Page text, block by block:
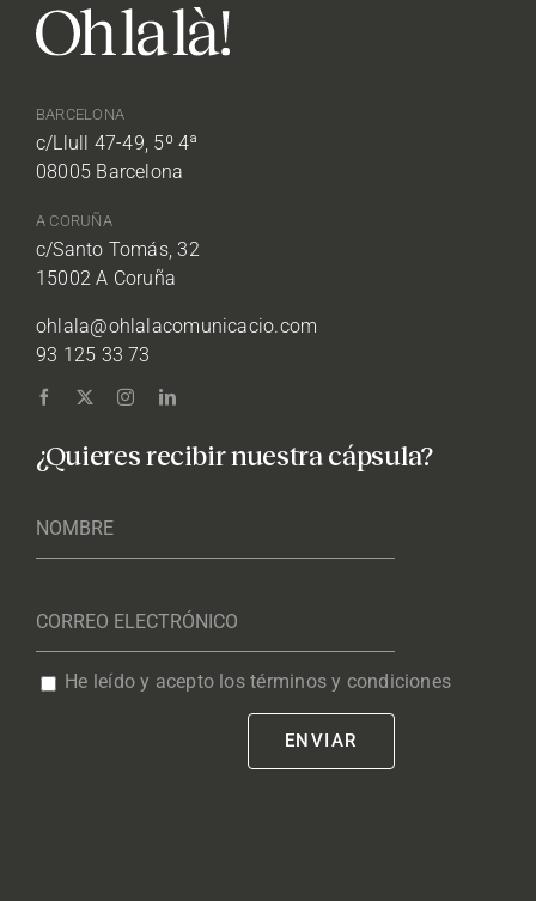
BARCELONA
c/Llull 47-49, 5º 4ª
08005 Barcelona
A CORUÑA
c/Santo Tomás, 32
15002 A Coruña
ohlala@ohlalacomunicacio.com
93 125 33 73
¿Quieres recibir nuestra cápsula?
He leído y acepto los términos y condiciones